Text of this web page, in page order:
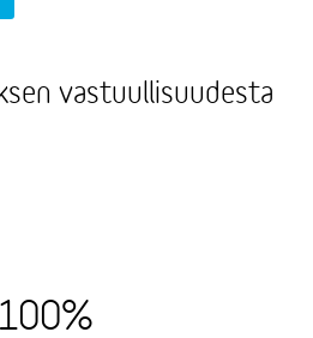
vastuullisuudesta
100%